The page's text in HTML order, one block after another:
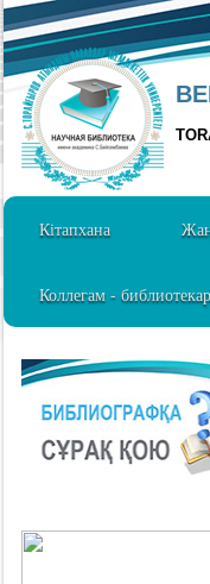
Кітапхана
Коллегам -